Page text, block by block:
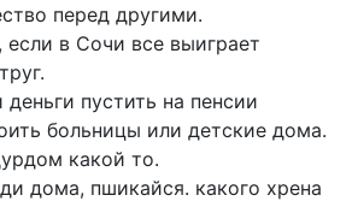
перед другими.
если в Сочи все выиграет
пустить на пенсии
больницы или детские дома.
какой то.
дома, пшикайся. какого хрена